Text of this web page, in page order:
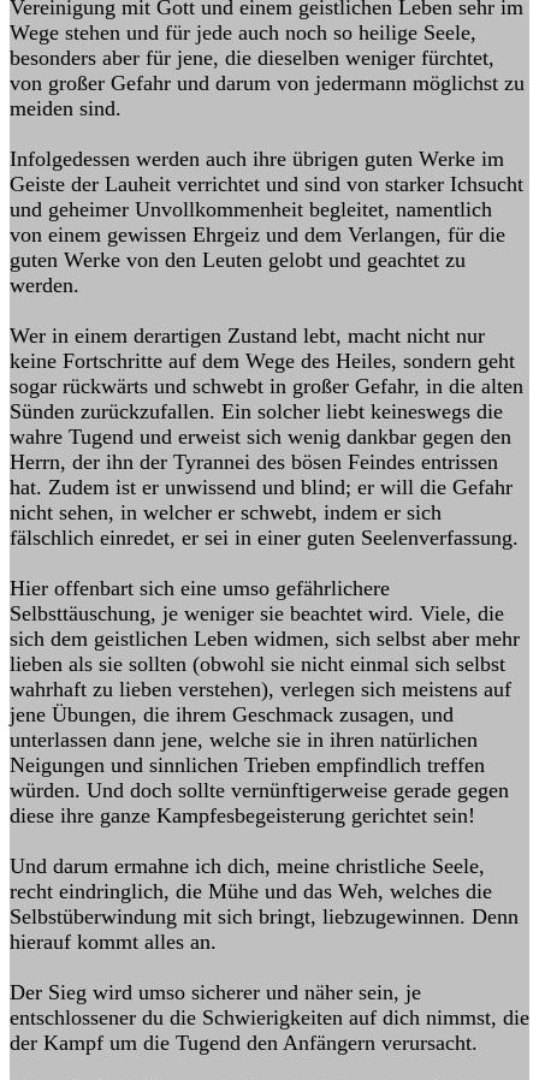
Vereinigung mit Gott und einem geistlichen Leben sehr im
Wege stehen und für jede auch noch so heilige Seele,
besonders aber für jene, die dieselben weniger fürchtet,
von großer Gefahr und darum von jedermann möglichst zu
meiden sind.
Infolgedessen werden auch ihre übrigen guten Werke im
Geiste der Lauheit verrichtet und sind von starker Ichsucht
und geheimer Unvollkommenheit begleitet, namentlich
von einem gewissen Ehrgeiz und dem Verlangen, für die
guten Werke von den Leuten gelobt und geachtet zu
werden.
Wer in einem derartigen Zustand lebt, macht nicht nur
keine Fortschritte auf dem Wege des Heiles, sondern geht
sogar rückwärts und schwebt in großer Gefahr, in die alten
Sünden zurückzufallen. Ein solcher liebt keineswegs die
wahre Tugend und erweist sich wenig dankbar gegen den
Herrn, der ihn der Tyrannei des bösen Feindes entrissen
hat. Zudem ist er unwissend und blind; er will die Gefahr
nicht sehen, in welcher er schwebt, indem er sich
fälschlich einredet, er sei in einer guten Seelenverfassung.
Hier offenbart sich eine umso gefährlichere
Selbsttäuschung, je weniger sie beachtet wird. Viele, die
sich dem geistlichen Leben widmen, sich selbst aber mehr
lieben als sie sollten (obwohl sie nicht einmal sich selbst
wahrhaft zu lieben verstehen), verlegen sich meistens auf
jene Übungen, die ihrem Geschmack zusagen, und
unterlassen dann jene, welche sie in ihren natürlichen
Neigungen und sinnlichen Trieben empfindlich treffen
würden. Und doch sollte vernünftigerweise gerade gegen
diese ihre ganze Kampfesbegeisterung gerichtet sein!
Und darum ermahne ich dich, meine christliche Seele,
recht eindringlich, die Mühe und das Weh, welches die
Selbstüberwindung mit sich bringt, liebzugewinnen. Denn
hierauf kommt alles an.
Der Sieg wird umso sicherer und näher sein, je
entschlossener du die Schwierigkeiten auf dich nimmst, die
der Kampf um die Tugend den Anfängern verursacht.